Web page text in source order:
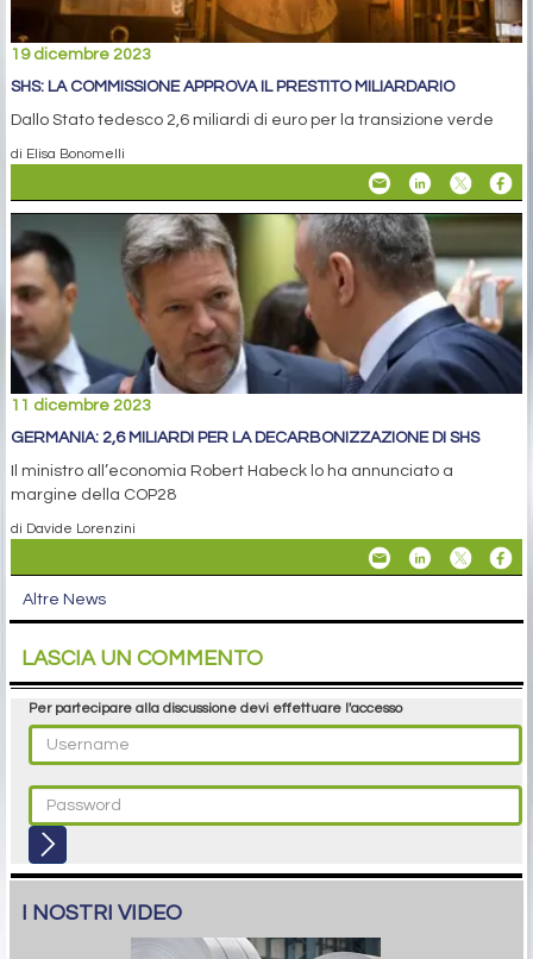
19 dicembre 2023
SHS: LA COMMISSIONE APPROVA IL PRESTITO MILIARDARIO
Dallo Stato tedesco 2,6 miliardi di euro per la transizione verde
di Elisa Bonomelli
11 dicembre 2023
GERMANIA: 2,6 MILIARDI PER LA DECARBONIZZAZIONE DI SHS
Il ministro all’economia Robert Habeck lo ha annunciato a
margine della COP28
di Davide Lorenzini
Altre News
LASCIA UN COMMENTO
Per partecipare alla discussione devi effettuare l'accesso
I NOSTRI VIDEO